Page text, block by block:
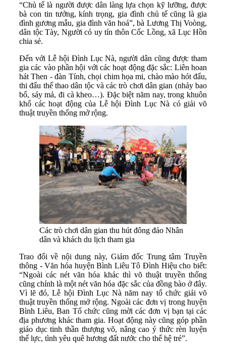
“Chủ tế là người được dân làng lựa chọn kỹ lưỡng, được
bà con tin tưởng, kính trọng, gia đình chủ tế cũng là gia
đình gương mẫu, gia đình văn hoá”, bà Lương Thị Voòng,
dân tộc Tày, Người có uy tín thôn Cốc Lồng, xã Lục Hồn
chia sẻ.
Đến với Lễ hội Đình Lục Nà, người dân cũng được tham
gia các vào phần hội với các hoạt động đặc sắc: Liên hoan
hát Then - đàn Tính, chọi chim họa mi, chào mào hót đấu,
thi đấu thể thao dân tộc và các trò chơi dân gian (nhảy bao
bố, sáy mả, đi cà kheo…). Đặc biệt năm nay, trong khuôn
khổ các hoạt động của Lễ hội Đình Lục Nà có giải võ
thuật truyền thống mở rộng.
Các trò chơi dân gian thu hút đông đảo Nhân
dân và khách du lịch tham gia
Trao đổi về nội dung này, Giám đốc Trung tâm Truyền
thông - Văn hóa huyện Bình Liêu Tô Đình Hiệu cho biết:
“Ngoài các nét văn hóa khác thì võ thuật truyền thống
cũng chính là một nét văn hóa đặc sắc của đồng bào ở đây.
Vì lẽ đó, Lễ hội Đình Lục Nà năm nay tổ chức giải võ
thuật truyền thống mở rộng. Ngoài các đơn vị trong huyện
Bình Liêu, Ban Tổ chức cũng mời các đơn vị bạn tại các
địa phương khác tham gia. Hoạt động này cũng góp phần
giáo dục tinh thần thượng võ, nâng cao ý thức rèn luyện
thể lực, tình yêu quê hương đất nước cho thế hệ trẻ”.